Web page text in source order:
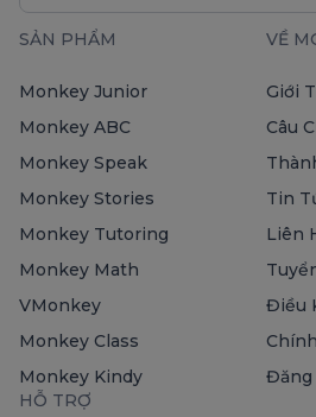
SẢN PHẨM
Monkey Junior
Monkey ABC
Monkey Speak
Monkey Stories
Monkey Tutoring
Monkey Math
VMonkey
Monkey Class
Monkey Kindy
VỀ
Giới
Câu
Tin
Liên
Điều
Đăng
HỖ TRỢ